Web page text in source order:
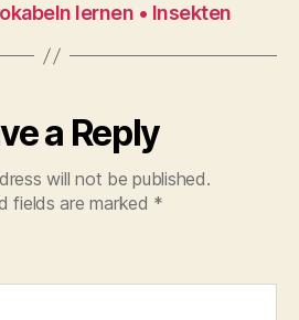
lernen • Insekten
a Reply
will not be published.
fields are marked *